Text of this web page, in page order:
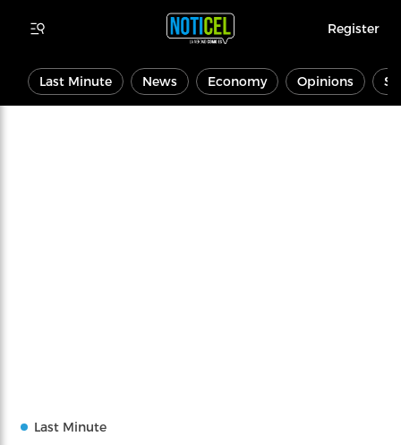
Register
Last Minute News Economy Opinions
Last Minute